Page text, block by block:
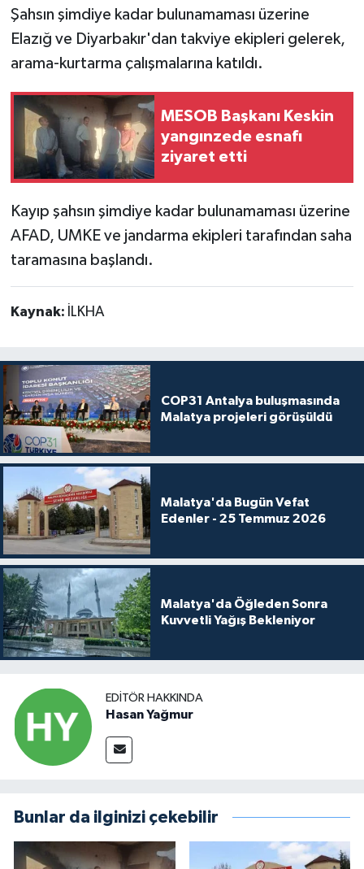
Şahsın şimdiye kadar bulunamaması üzerine
Elazığ ve Diyarbakır'dan takviye ekipleri gelerek,
arama-kurtarma çalışmalarına katıldı.
MESOB Başkanı Keskin
yangınzede esnafı
ziyaret etti
Kayıp şahsın şimdiye kadar bulunamaması üzerine
AFAD, UMKE ve jandarma ekipleri tarafından saha
taramasına başlandı.
Kaynak: İLKHA
COP31 Antalya buluşmasında
Malatya projeleri görüşüldü
Malatya'da Bugün Vefat
Edenler - 25 Temmuz 2026
Malatya'da Öğleden Sonra
Kuvvetli Yağış Bekleniyor
EDITÖR HAKKINDA
Hasan Yağmur
Bunlar da ilginizi çekebilir